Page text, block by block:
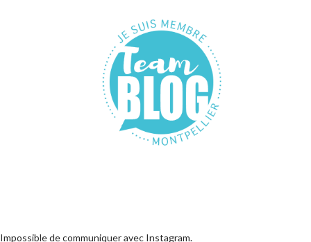
Impossible de communiquer avec Instagram.